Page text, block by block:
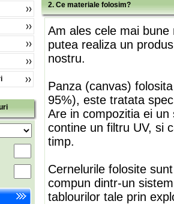
2. Ce materiale folosim?
Am ales cele mai
putea realiza un
nostru.
Panza (canvas)
95%), este tratata
Are in compozitia ei
contine un filtru UV, si
timp.
Cernelurile folosite
compun dintr-un
tablourilor tale prin